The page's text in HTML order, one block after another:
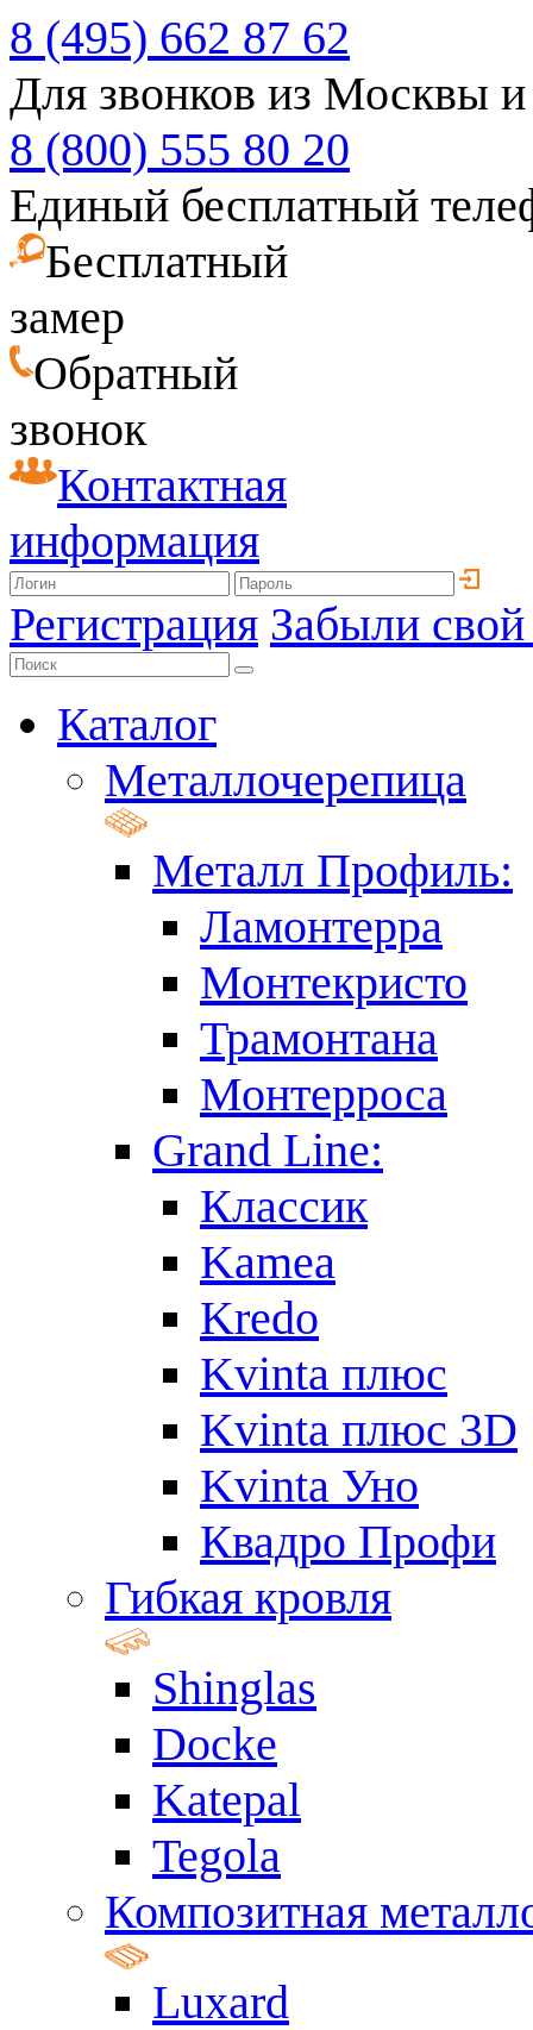
8 (495) 662 87 62
Для звонков из Москвы
8 (800) 555 80 20
Единый бесплатный
Бесплатный
замер
Обратный
звонок
Контактная
информация
Регистрация Забыли
Каталог
Металлочерепица
Металл Профиль:
Ламонтерра
Монтекристо
Трамонтана
Монтерроса
Grand Line:
Классик
Kamea
Kredo
Kvinta плюс
Kvinta плюс 3D
Kvinta Уно
Квадро Профи
Гибкая кровля
Shinglas
Docke
Katepal
Tegola
Композитная
Luxard